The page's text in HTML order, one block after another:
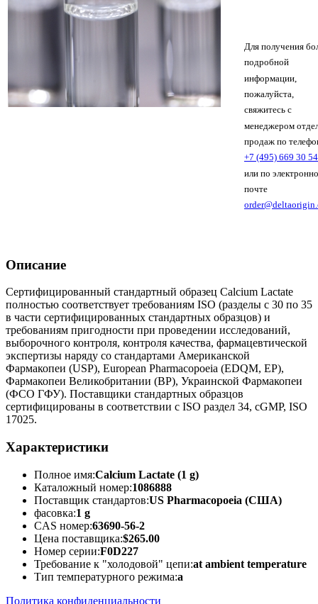
Для получения
подробной
информации,
пожалуйста,
свяжитесь с
менеджером
продаж по
+7 (495) 669 30 54
или по
почте
Описание
Сертифицированный стандартный образец Calcium Lactate
полностью соответствует требованиям ISO (разделы с 30 по 35
в части сертифицированных стандартных образцов) и
требованиям пригодности при проведении исследований,
выборочного контроля, контроля качества, фармацевтической
экспертизы наряду со стандартами Американской
Фармакопеи (USP), European Pharmacopoeia (EDQM, EP),
Фармакопеи Великобритании (BP), Украинской Фармакопеи
(ФСО ГФУ). Поставщики стандартных образцов
сертифицированы в соответствии с ISO раздел 34, cGMP, ISO
17025.
Характеристики
Полное имя:Calcium Lactate (1 g)
Каталожный номер:1086888
Поставщик стандартов:US Pharmacopoeia (США)
фасовка:1 g
CAS номер:63690-56-2
Цена поставщика:$265.00
Номер серии:F0D227
Требование к "холодовой" цепи:at ambient temperature
Тип температурного режима:a
Политика конфиденциальности